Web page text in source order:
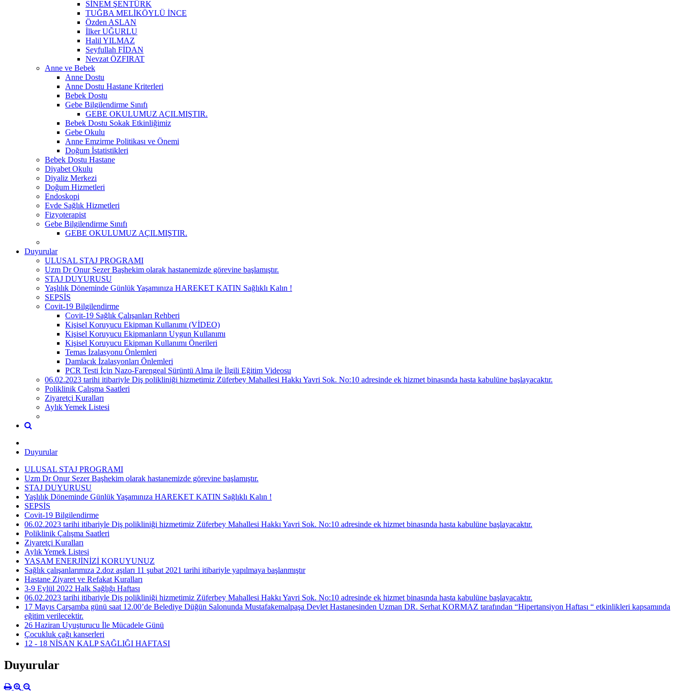
SİNEM ŞENTÜRK
TUĞBA MELİKÖYLÜ İNCE
Özden ASLAN
İlker UĞURLU
Halil YILMAZ
Seyfullah FİDAN
Nevzat ÖZFIRAT
Anne ve Bebek
Anne Dostu
Anne Dostu Hastane Kriterleri
Bebek Dostu
Gebe Bilgilendirme Sınıfı
GEBE OKULUMUZ AÇILMIŞTIR.
Bebek Dostu Sokak Etkinliğimiz
Gebe Okulu
Anne Emzirme Politikası ve Önemi
Doğum İstatistikleri
Bebek Dostu Hastane
Diyabet Okulu
Diyaliz Merkezi
Doğum Hizmetleri
Endoskopi
Evde Sağlık Hizmetleri
Fizyoterapist
Gebe Bilgilendirme Sınıfı
GEBE OKULUMUZ AÇILMIŞTIR.
Duyurular
ULUSAL STAJ PROGRAMI
Uzm Dr Onur Sezer Başhekim olarak hastanemizde görevine başlamıştır.
STAJ DUYURUSU
Yaşlılık Döneminde Günlük Yaşamınıza HAREKET KATIN Sağlıklı Kalın !
SEPSİS
Covit-19 Bilgilendirme
Covit-19 Sağlık Çalışanları Rehberi
Kişisel Koruyucu Ekipman Kullanımı (VİDEO)
Kişisel Koruyucu Ekipmanların Uygun Kullanımı
Kişisel Koruyucu Ekipman Kullanımı Önerileri
Temas İzalasyonu Önlemleri
Damlacık İzalasyonları Önlemleri
PCR Testi İçin Nazo-Farengeal Sürüntü Alma ile İlgili Eğitim Videosu
06.02.2023 tarihi itibariyle Diş polikliniği hizmetimiz Züferbey Mahallesi Hakkı Yavri Sok. No:10 adresinde ek hizmet binasında hasta kabulüne başlayacaktır.
Poliklinik Çalışma Saatleri
Ziyaretçi Kuralları
Aylık Yemek Listesi
Duyurular
ULUSAL STAJ PROGRAMI
Uzm Dr Onur Sezer Başhekim olarak hastanemizde görevine başlamıştır.
STAJ DUYURUSU
Yaşlılık Döneminde Günlük Yaşamınıza HAREKET KATIN Sağlıklı Kalın !
SEPSİS
Covit-19 Bilgilendirme
06.02.2023 tarihi itibariyle Diş polikliniği hizmetimiz Züferbey Mahallesi Hakkı Yavri Sok. No:10 adresinde ek hizmet binasında hasta kabulüne başlayacaktır.
Poliklinik Çalışma Saatleri
Ziyaretçi Kuralları
Aylık Yemek Listesi
YAŞAM ENERJİNİZİ KORUYUNUZ
Sağlık çalışanlarımıza 2.doz aşıları 11 şubat 2021 tarihi itibariyle yapılmaya başlanmıştır
Hastane Ziyaret ve Refakat Kuralları
3-9 Eylül 2022 Halk Sağlığı Haftası
06.02.2023 tarihi itibariyle Diş polikliniği hizmetimiz Züferbey Mahallesi Hakkı Yavri Sok. No:10 adresinde ek hizmet binasında hasta kabulüne başlayacaktır.
17 Mayıs Çarşamba günü saat 12.00’de Belediye Düğün Salonunda Mustafakemalpaşa Devlet Hastanesinden Uzman DR. Serhat KORMAZ tarafından “Hipertansiyon Haftası “ etkinlikleri kapsamında
eğitim verilecektir.
26 Haziran Uyuşturucu İle Mücadele Günü
Çocukluk çağı kanserleri
12 - 18 NİSAN KALP SAĞLIĞI HAFTASI
Duyurular